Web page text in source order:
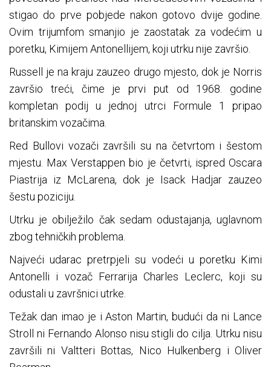
stigao do prve pobjede nakon gotovo dvije godine.
Ovim trijumfom smanjio je zaostatak za vodećim u
poretku, Kimijem Antonellijem, koji utrku nije završio.
Russell je na kraju zauzeo drugo mjesto, dok je Norris
završio treći, čime je prvi put od 1968. godine
kompletan podij u jednoj utrci Formule 1 pripao
britanskim vozačima.
Red Bullovi vozači završili su na četvrtom i šestom
mjestu. Max Verstappen bio je četvrti, ispred Oscara
Piastrija iz McLarena, dok je Isack Hadjar zauzeo
šestu poziciju.
Utrku je obilježilo čak sedam odustajanja, uglavnom
zbog tehničkih problema.
Najveći udarac pretrpjeli su vodeći u poretku Kimi
Antonelli i vozač Ferrarija Charles Leclerc, koji su
odustali u završnici utrke.
Težak dan imao je i Aston Martin, budući da ni Lance
Stroll ni Fernando Alonso nisu stigli do cilja. Utrku nisu
završili ni Valtteri Bottas, Nico Hulkenberg i Oliver